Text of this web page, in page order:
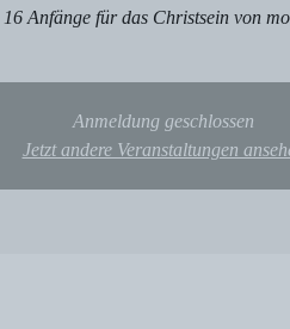
16 Anfänge für das Christsein von
Anmeldung geschlossen
Jetzt andere Veranstaltungen